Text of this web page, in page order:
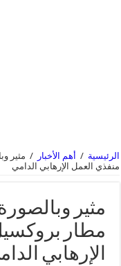
الرئيسية / أهم الأخبار / مثير
منفذي العمل الإرهابي الدامي
مثير
مطار
الإرهابي